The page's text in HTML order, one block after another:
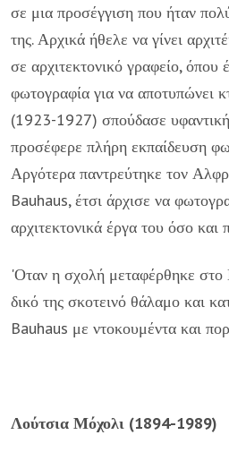
σε μια προσέγγιση που ήταν
της. Αρχικά ήθελε να γίνει
σε αρχιτεκτονικό γραφείο, όπου
φωτογραφία για να αποτυπώνει
(1923-1927) σπούδασε
προσέφερε πλήρη εκπαίδευση
Αργότερα παντρεύτηκε τον
Bauhaus, έτσι άρχισε να
αρχιτεκτονικά έργα του όσο
'Οταν η σχολή μεταφέρθηκε στο
δικό της σκοτεινό θάλαμο και
Bauhaus με ντοκουμέντα και
Λούτσια Μόχολι (1894-1989)